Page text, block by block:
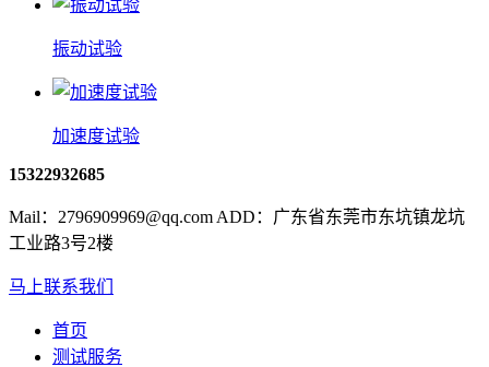
振动试验
加速度试验
15322932685
Mail：2796909969@qq.com ADD：广东省东莞市东坑镇龙坑
工业路3号2楼
马上联系我们
首页
测试服务